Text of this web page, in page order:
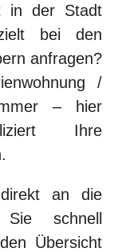
in der Stadt
bei den
anfragen?
/
– hier
Ihre
an die
schnell
Übersicht